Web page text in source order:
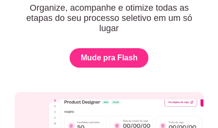
Organize, acompanhe e otimize todas as
etapas do seu processo seletivo em um só
lugar
Mude pra Flash